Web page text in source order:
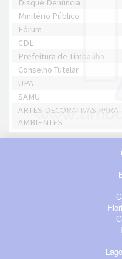
Disque Denúncia
Minitério Público
Fórum
CDL
Prefeitura de Timbaúba
Conselho Tutelar
UPA
SAMU
ARTES DECORATIVAS PARA
AMBIENTES